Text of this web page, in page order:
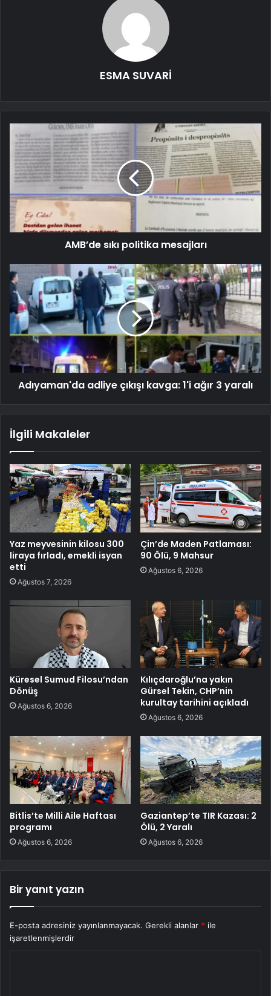
ESMA SUVARİ
AMB’de sıkı politika mesajları
Adıyaman'da adliye çıkışı kavga: 1'i ağır 3 yaralı
İlgili Makaleler
Yaz meyvesinin kilosu 300
liraya fırladı, emekli isyan
etti
Ağustos 7, 2026
Çin’de Maden Patlaması:
90 Ölü, 9 Mahsur
Ağustos 6, 2026
Küresel Sumud Filosu’ndan
Dönüş
Ağustos 6, 2026
Kılıçdaroğlu’na yakın
Gürsel Tekin, CHP’nin
kurultay tarihini açıkladı
Ağustos 6, 2026
Bitlis’te Milli Aile Haftası
programı
Ağustos 6, 2026
Gaziantep’te TIR Kazası: 2
Ölü, 2 Yaralı
Ağustos 6, 2026
Bir yanıt yazın
E-posta adresiniz yayınlanmayacak. Gerekli alanlar * ile
işaretlenmişlerdir